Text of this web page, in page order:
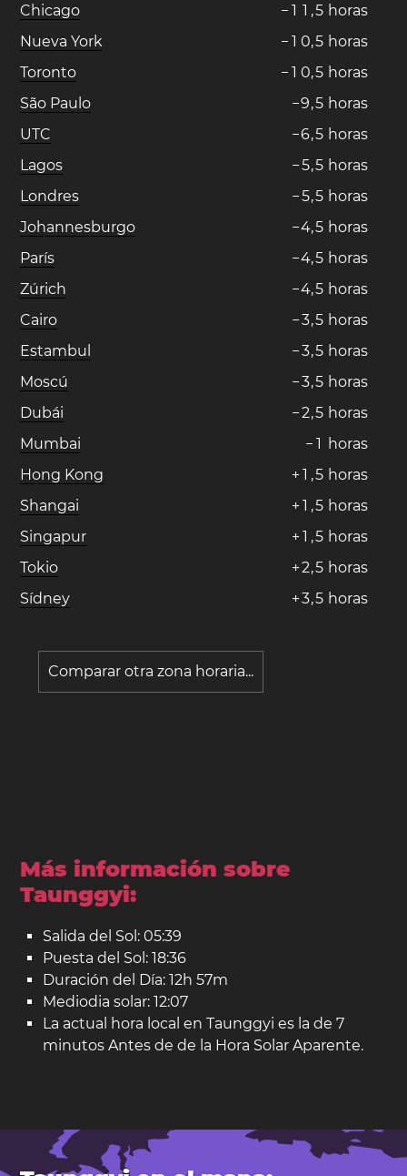
Chicago
− 1 1 ,5 horas
Nueva York
− 1 0,5 horas
Toronto
− 1 0,5 horas
São Paulo
−9,5 horas
UTC
−6,5 horas
Lagos
−5,5 horas
Londres
−5,5 horas
Johannesburgo
−4,5 horas
París
−4,5 horas
Zúrich
−4,5 horas
Cairo
−3,5 horas
Estambul
−3,5 horas
Moscú
−3,5 horas
Dubái
−2,5 horas
Mumbai
− 1 horas
Hong Kong
+ 1 ,5 horas
Shangai
+ 1 ,5 horas
Singapur
+ 1 ,5 horas
Tokio
+2,5 horas
Sídney
+3,5 horas
Comparar otra zona horaria...
Más información sobre
Taunggyi:
Salida del Sol: 05:39
Puesta del Sol: 18:36
Duración del Día: 12h 57m
Mediodia solar: 12:07
La actual hora local en Taunggyi es la de 7
minutos Antes de de la Hora Solar Aparente.